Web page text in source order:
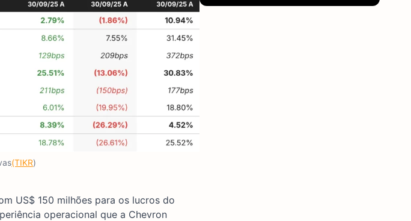
(TIKR)
US$ 150 milhões para os lucros do
operacional que a Chevron